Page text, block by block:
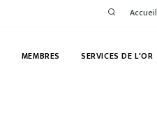
Accueil
MEMBRES SERVICES DE L'OR